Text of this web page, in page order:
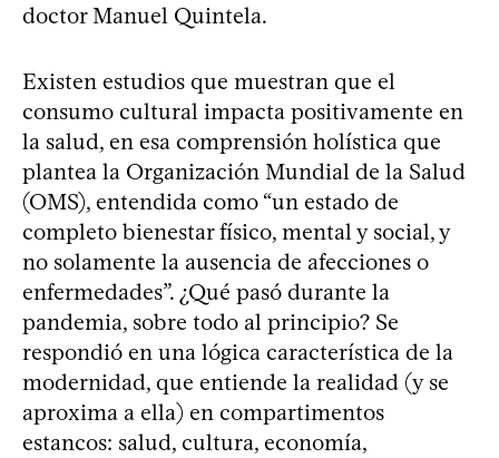
doctor Manuel Quintela.
Existen estudios que muestran que el
consumo cultural impacta positivamente en
la salud, en esa comprensión holística que
plantea la Organización Mundial de la Salud
(OMS), entendida como “un estado de
completo bienestar físico, mental y social, y
no solamente la ausencia de afecciones o
enfermedades”. ¿Qué pasó durante la
pandemia, sobre todo al principio? Se
respondió en una lógica característica de la
modernidad, que entiende la realidad (y se
aproxima a ella) en compartimentos
estancos: salud, cultura, economía,